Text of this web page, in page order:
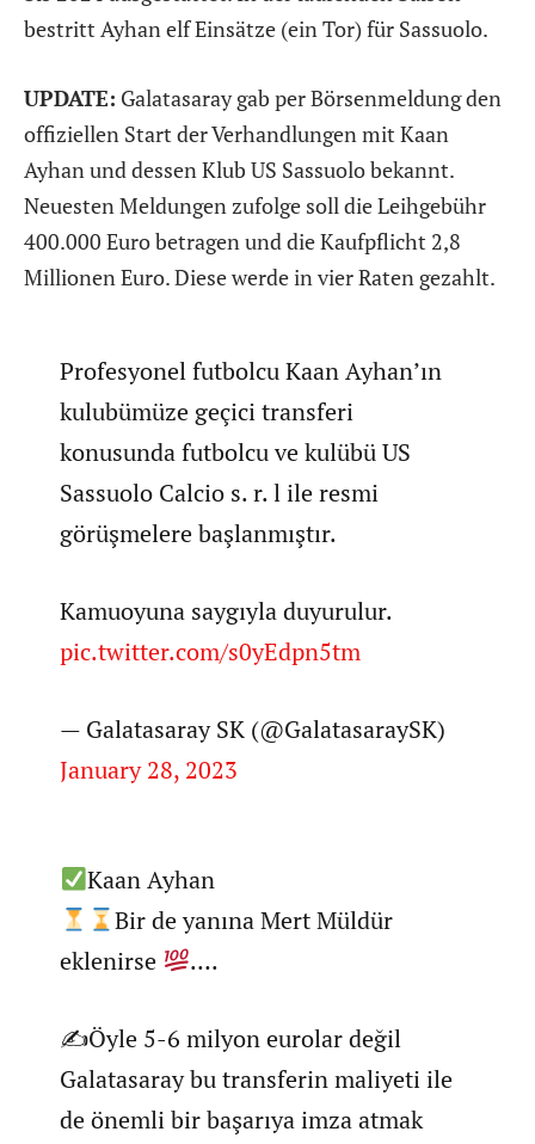
bestritt Ayhan elf Einsätze (ein Tor) für Sassuolo.
UPDATE: Galatasaray gab per Börsenmeldung den
offiziellen Start der Verhandlungen mit Kaan
Ayhan und dessen Klub US Sassuolo bekannt.
Neuesten Meldungen zufolge soll die Leihgebühr
400.000 Euro betragen und die Kaufpflicht 2,8
Millionen Euro. Diese werde in vier Raten gezahlt.
Profesyonel futbolcu Kaan Ayhan’ın
kulubümüze geçici transferi
konusunda futbolcu ve kulübü US
Sassuolo Calcio s. r. l ile resmi
görüşmelere başlanmıştır.
Kamuoyuna saygıyla duyurulur.
pic.twitter.com/s0yEdpn5tm
— Galatasaray SK (@GalatasaraySK)
January 28, 2023
Kaan Ayhan
Bir de yanına Mert Müldür
eklenirse
….
✍️Öyle 5-6 milyon eurolar değil
Galatasaray bu transferin maliyeti ile
de önemli bir başarıya imza atmak